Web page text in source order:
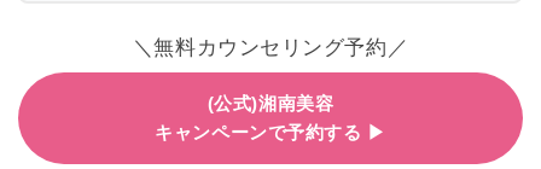
＼無料カウンセリング予約／
(公式)湘南美容
キャンペーンで予約する ▶